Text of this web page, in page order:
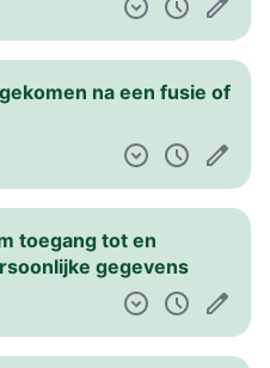
na een fusie of
toegang tot en
gegevens